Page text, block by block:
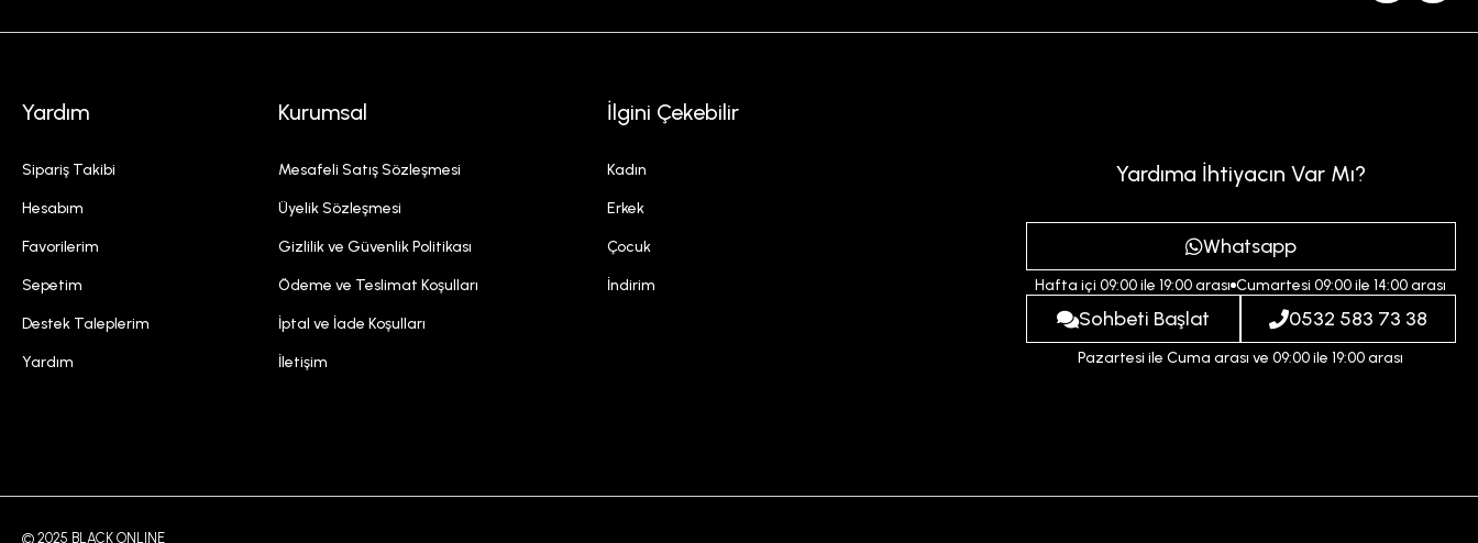
Yardım
Sipariş Takibi
Hesabım
Favorilerim
Sepetim
Destek Taleplerim
Yardım
Kurumsal
Mesafeli Satış Sözleşmesi
Üyelik Sözleşmesi
Gizlilik ve Güvenlik Politikası
Ödeme ve Teslimat Koşulları
İptal ve İade Koşulları
İletişim
İlgini Çekebilir
Kadın
Erkek
Çocuk
İndirim
Yardıma İhtiyacın Var Mı?
Whatsapp
Hafta içi 09:00 ile 19:00 arası Cumartesi 09:00 ile 14:00 arası
Sohbeti Başlat 0532 583 73 38
Pazartesi ile Cuma arası ve 09:00 ile 19:00 arası
© 2025 BLACK ONLINE